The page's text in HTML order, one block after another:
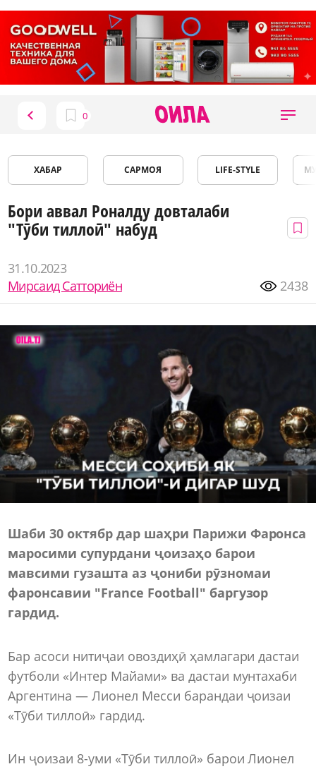
ХАБАР САРМОЯ LIFE-STYLE
Бори аввал Роналду довталаби
"Тӯби тиллоӣ" набуд
31.10.2023
Мирсаид Сатториён
2438
Шаби 30 октябр дар шаҳри Парижи Фаронса
маросими супурдани ҷоизаҳо барои
мавсими гузашта аз ҷониби рӯзномаи
фаронсавии "France Football" баргузор
гардид.
Бар асоси нитиҷаи овоздиҳӣ ҳамлагари дастаи
футболи «Интер Майами» ва дастаи мунтахаби
Аргентина — Лионел Месси барандаи ҷоизаи
«Тӯби тиллоӣ» гардид.
Ин ҷоизаи 8-уми «Тӯби тиллоӣ» барои Лионел